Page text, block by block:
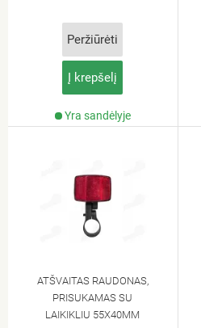
Peržiūrėti
Į krepšelį
Yra sandėlyje
ATŠVAITAS RAUDONAS,
PRISUKAMAS SU
LAIKIKLIU 55X40MM